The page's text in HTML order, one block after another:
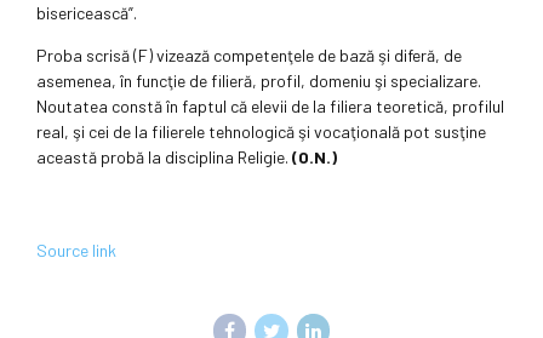
bisericească”.
Proba scrisă (F) vizează competenţele de bază şi diferă, de
asemenea, în funcţie de filieră, profil, domeniu şi specializare.
Noutatea constă în faptul că elevii de la filiera teoretică, profilul
real, şi cei de la filierele tehnologică şi vocaţională pot susţine
această probă la disciplina Religie. (O.N.)
Source link